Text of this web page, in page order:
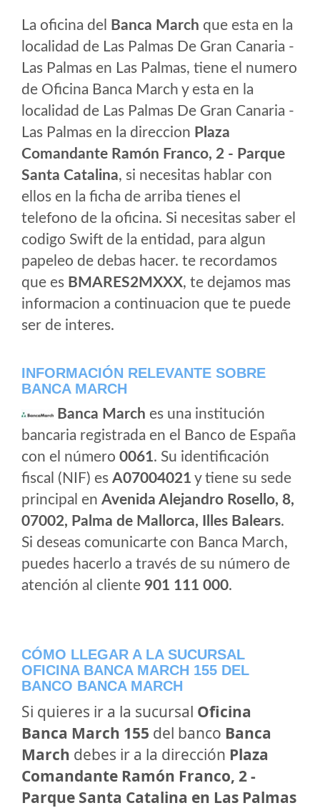
La oficina del Banca March que esta en la
localidad de Las Palmas De Gran Canaria -
Las Palmas en Las Palmas, tiene el numero
de Oficina Banca March y esta en la
localidad de Las Palmas De Gran Canaria -
Las Palmas en la direccion Plaza
Comandante Ramón Franco, 2 - Parque
Santa Catalina, si necesitas hablar con
ellos en la ficha de arriba tienes el
telefono de la oficina. Si necesitas saber el
codigo Swift de la entidad, para algun
papeleo de debas hacer. te recordamos
que es BMARES2MXXX, te dejamos mas
informacion a continuacion que te puede
ser de interes.
INFORMACIÓN RELEVANTE SOBRE
BANCA MARCH
Banca March es una institución
bancaria registrada en el Banco de España
con el número 0061. Su identificación
fiscal (NIF) es A07004021 y tiene su sede
principal en Avenida Alejandro Rosello, 8,
07002, Palma de Mallorca, Illes Balears.
Si deseas comunicarte con Banca March,
puedes hacerlo a través de su número de
atención al cliente 901 111 000.
CÓMO LLEGAR A LA SUCURSAL
OFICINA BANCA MARCH 155 DEL
BANCO BANCA MARCH
Si quieres ir a la sucursal Oficina
Banca March 155 del banco Banca
March debes ir a la dirección Plaza
Comandante Ramón Franco, 2 -
Parque Santa Catalina en Las Palmas